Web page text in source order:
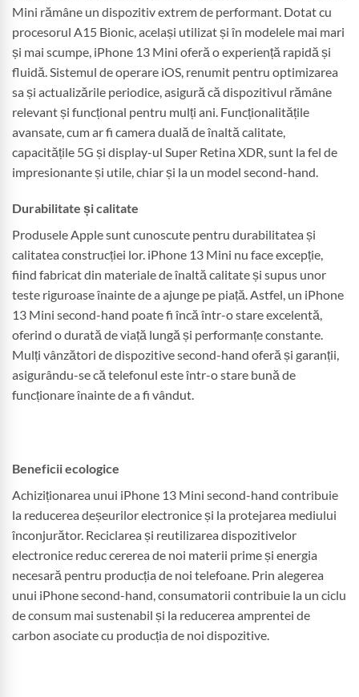
Mini rămâne un dispozitiv extrem de performant. Dotat cu
procesorul A15 Bionic, același utilizat și în modelele mai mari
și mai scumpe, iPhone 13 Mini oferă o experiență rapidă și
fluidă. Sistemul de operare iOS, renumit pentru optimizarea
sa și actualizările periodice, asigură că dispozitivul rămâne
relevant și funcțional pentru mulți ani. Funcționalitățile
avansate, cum ar fi camera duală de înaltă calitate,
capacitățile 5G și display-ul Super Retina XDR, sunt la fel de
impresionante și utile, chiar și la un model second-hand.
Durabilitate și calitate
Produsele Apple sunt cunoscute pentru durabilitatea și
calitatea construcției lor. iPhone 13 Mini nu face excepție,
fiind fabricat din materiale de înaltă calitate și supus unor
teste riguroase înainte de a ajunge pe piață. Astfel, un iPhone
13 Mini second-hand poate fi încă într-o stare excelentă,
oferind o durată de viață lungă și performanțe constante.
Mulți vânzători de dispozitive second-hand oferă și garanții,
asigurându-se că telefonul este într-o stare bună de
funcționare înainte de a fi vândut.
Beneficii ecologice
Achiziționarea unui iPhone 13 Mini second-hand contribuie
la reducerea deșeurilor electronice și la protejarea mediului
înconjurător. Reciclarea și reutilizarea dispozitivelor
electronice reduc cererea de noi materii prime și energia
necesară pentru producția de noi telefoane. Prin alegerea
unui iPhone second-hand, consumatorii contribuie la un ciclu
de consum mai sustenabil și la reducerea amprentei de
carbon asociate cu producția de noi dispozitive.